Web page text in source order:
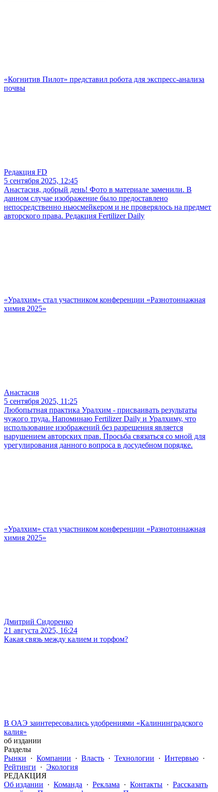
«Когнитив Пилот» представил робота для экспресс-анализа
почвы
Редакция FD
5 сентября 2025, 12:45
Анастасия, добрый день! Фото в материале заменили. В
данном случае изображение было предоставлено
непосредственно ньюсмейкером и не проверялось на предмет
авторского права. Редакция Fertilizer Daily
«Уралхим» стал участником конференции «Разнотоннажная
химия 2025»
Анастасия
5 сентября 2025, 11:25
Любопытная практика Уралхим - присваивать результаты
чужого труда. Напоминаю Fertilizer Daily и Уралхиму, что
использование изображений без разрешения является
нарушением авторских прав. Просьба связаться со мной для
урегулирования данного вопроса в досудебном порядке.
«Уралхим» стал участником конференции «Разнотоннажная
химия 2025»
Дмитрий Сидоренко
21 августа 2025, 16:24
Какая связь между калием и торфом?
В ОАЭ заинтересовались удобрениями «Калининградского
калия»
об издании
Разделы
Рынки · Компании · Власть · Технологии · Интервью ·
Рейтинги · Экология
РЕДАКЦИЯ
Об издании · Команда · Реклама · Контакты · Рассказать